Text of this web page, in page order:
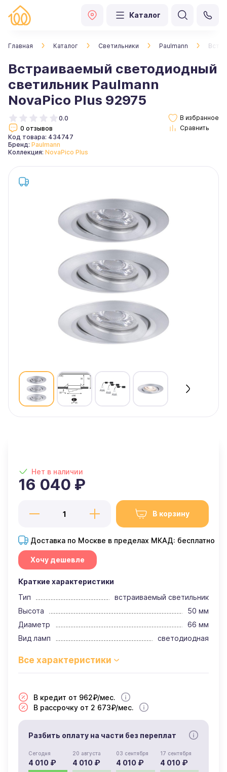
Каталог
Главная Каталог Светильники Paulmann
Встраиваемый светодиодный
светильник Paulmann
NovaPico Plus 92975
0.0
0 отзывов
Код товара: 434747
Бренд: Paulmann
Коллекция: NovaPico Plus
Нет в наличии
16 040 ₽
В корзину
Доставка по Москве в пределах МКАД: бесплатно
Хочу дешевле
Краткие характеристики
Тип
встраиваемый светильник
Высота
50 мм
Диаметр
66 мм
Вид ламп
светодиодная
В кредит от 962₽/мес.
В рассрочку от 2 673₽/мес.
Разбить оплату на части без переплат
Сегодня
4 010 ₽
20 августа
4 010 ₽
03 сентября
4 010 ₽
17 сентября
4 010 ₽